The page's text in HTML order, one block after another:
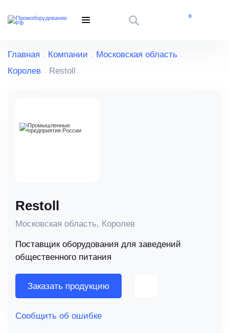
0
Главная Компании
Московская область
Королев
Restoll
Restoll
Московская область, Королев
Поставщик оборудования для заведений
общественного питания
Заказать продукцию
Сообщить об ошибке